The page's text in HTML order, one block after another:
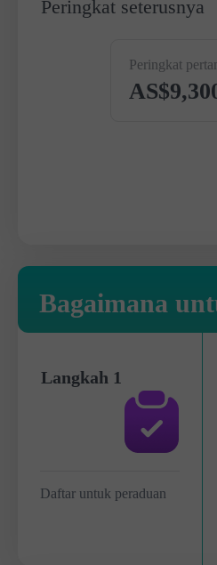
Peringkat seterusnya
Peringkat
Bagaimana
Langkah 1
Daftar untuk peraduan